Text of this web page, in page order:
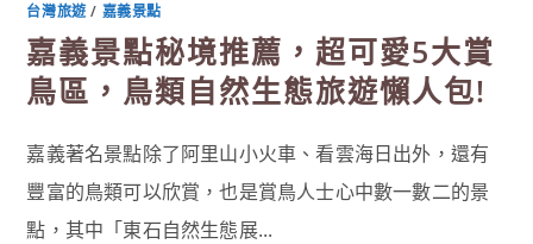
聖
地，
賞
日
落、
觀
海
國
家
級
濕
地〉
中
台灣旅遊/ 嘉義景點
嘉義景點秘境推薦，超可愛5大賞
鳥區，鳥類自然生態旅遊懶人包!
嘉義著名景點除了阿里山小火車、看雲海日出外，還有
豐富的鳥類可以欣賞，也是賞鳥人士心中數一數二的景
點，其中「東石自然生態展...